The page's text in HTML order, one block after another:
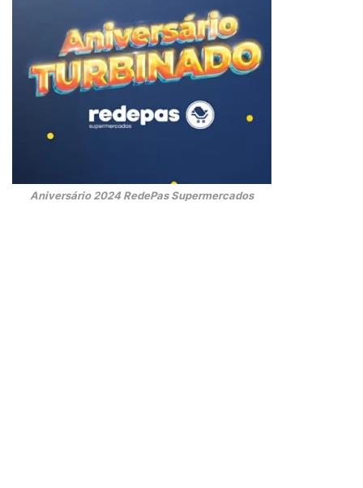
Aniversário 2024 RedePas Supermercados